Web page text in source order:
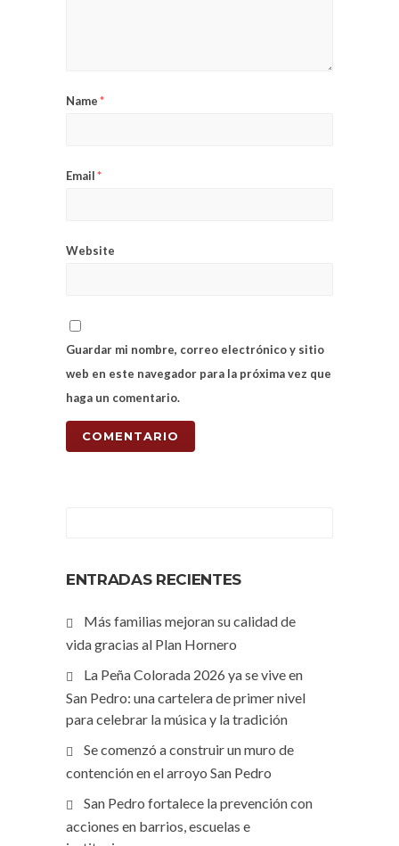
Name*
Email*
Website
Guardar mi nombre, correo electrónico y sitio
web en este navegador para la próxima vez que
haga un comentario.
ENTRADAS RECIENTES
Más familias mejoran su calidad de
vida gracias al Plan Hornero
La Peña Colorada 2026 ya se vive en
San Pedro: una cartelera de primer nivel
para celebrar la música y la tradición
Se comenzó a construir un muro de
contención en el arroyo San Pedro
San Pedro fortalece la prevención con
acciones en barrios, escuelas e